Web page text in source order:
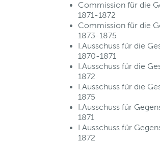
Commission für die
1871-1872
Commission für die
1873-1875
I.Ausschuss für die
1870-1871
I.Ausschuss für die
1872
I.Ausschuss für die
1875
I.Ausschuss für
1871
I.Ausschuss für
1872